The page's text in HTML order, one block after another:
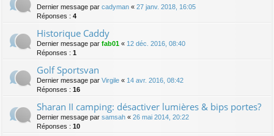
Dernier message par cadyman « 27 janv. 2018, 16:05
Réponses : 4
Historique Caddy
Dernier message par fab01 « 12 déc. 2016, 08:40
Réponses : 1
Golf Sportsvan
Dernier message par Virgile « 14 avr. 2016, 08:42
Réponses : 16
Sharan II camping: désactiver lumières & bips portes?
Dernier message par samsah « 26 mai 2014, 20:22
Réponses : 10